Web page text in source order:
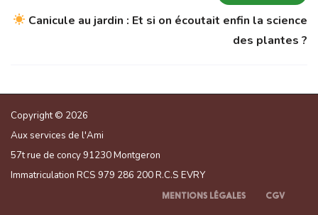
Canicule au jardin : Et si on écoutait enfin la science
des plantes ?
Copyright © 2026
Aux services de l'Ami
57t rue de concy 91230 Montgeron
Immatriculation RCS 979 286 200 R.C.S EVRY
MENTIONS LÉGALES CGV